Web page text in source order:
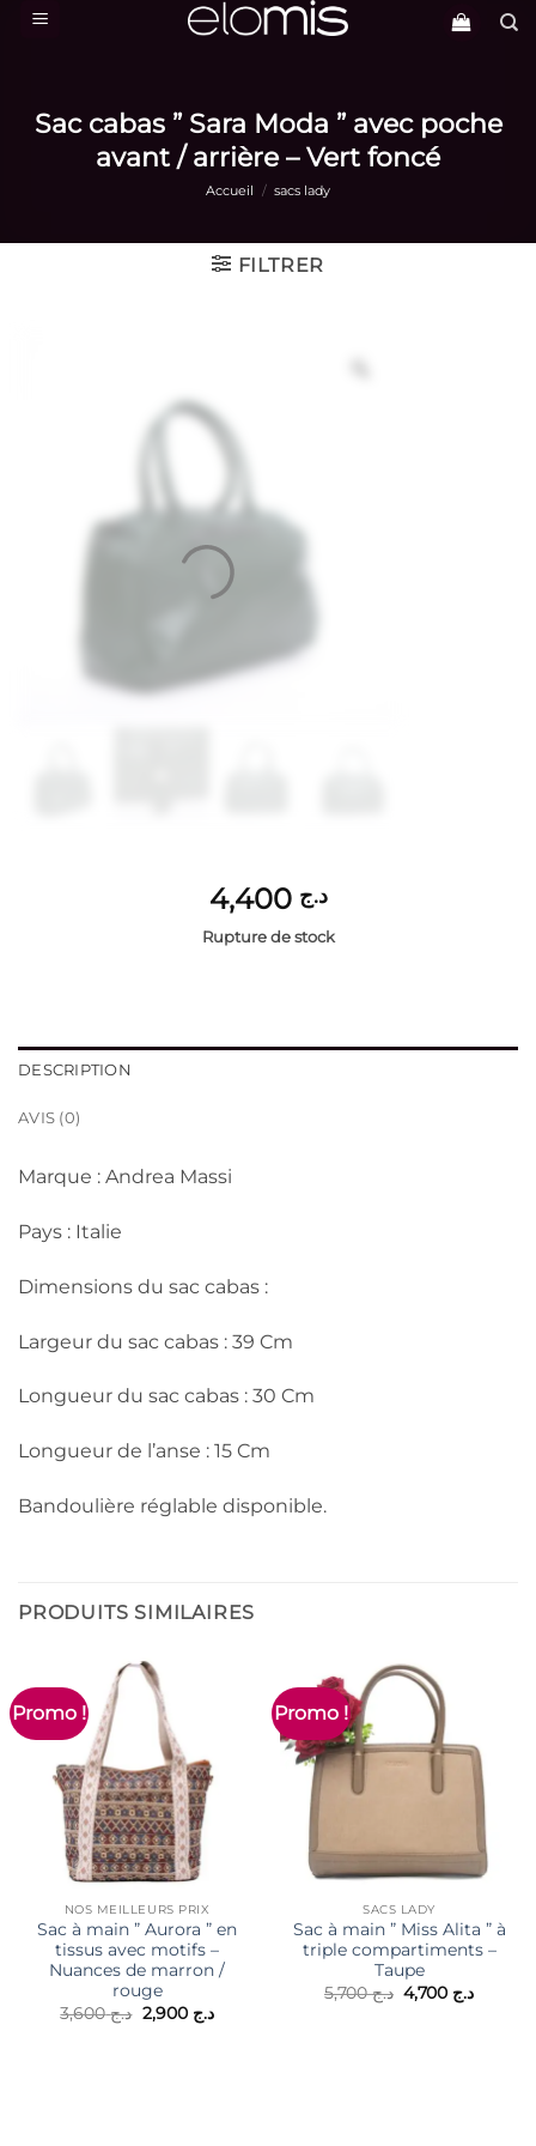
Passer
Sac cabas ” Sara Moda ” avec poche
avant / arrière – Vert foncé
Accueil / sacs lady
FILTRER
د.ج 4,400
Rupture de stock
DESCRIPTION
AVIS (0)
Marque : Andrea Massi
Pays : Italie
Dimensions du sac cabas :
Largeur du sac cabas : 39 Cm
Longueur du sac cabas : 30 Cm
Longueur de l’anse : 15 Cm
Bandoulière réglable disponible.
PRODUITS SIMILAIRES
Promo !
NOS MEILLEURS PRIX
Sac à main ” Aurora ” en
tissus avec motifs –
Nuances de marron /
rouge
د.ج3,600
Le
prix
د.ج 2,900
Le
Promo !
SACS LADY
Sac à main ” Miss Alita ” à
triple compartiments –
Taupe
د.ج5,700
Le
prix
د.جLe